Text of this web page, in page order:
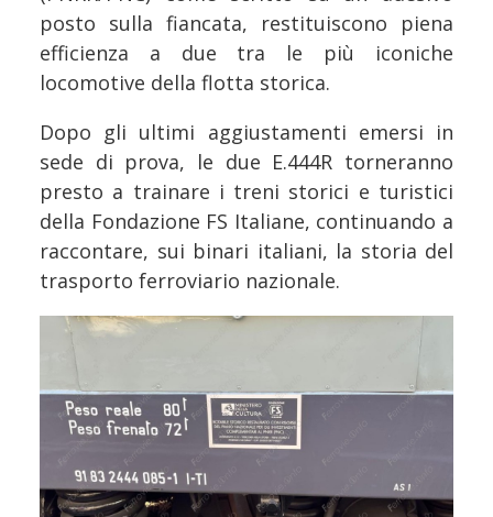
posto sulla fiancata, restituiscono piena
efficienza a due tra le più iconiche
locomotive della flotta storica.
Dopo gli ultimi aggiustamenti emersi in
sede di prova, le due E.444R torneranno
presto a trainare i treni storici e turistici
della Fondazione FS Italiane, continuando a
raccontare, sui binari italiani, la storia del
trasporto ferroviario nazionale.